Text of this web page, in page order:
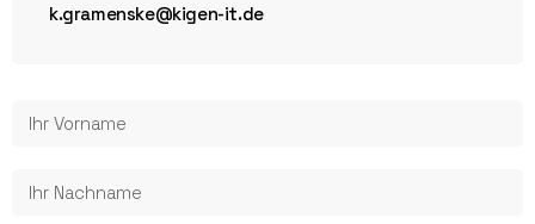
k.gramenske@kigen-it.de